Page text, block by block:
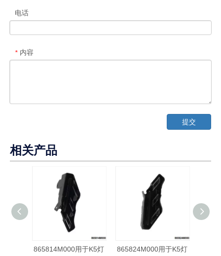
电话
* 内容
提交
相关产品
865814M000用于K5灯
865824M000用于K5灯